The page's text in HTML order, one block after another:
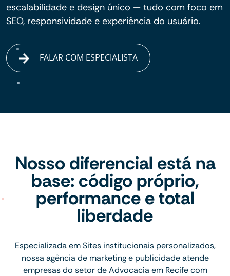
escalabilidade e design único — tudo com foco em
SEO, responsividade e experiência do usuário.
FALAR COM ESPECIALISTA
Nosso diferencial está na
base: código próprio,
performance e total
liberdade
Especializada em Sites institucionais personalizados,
nossa agência de marketing e publicidade atende
empresas do setor de Advocacia em Recife com